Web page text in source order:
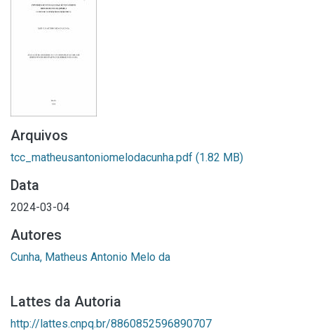
Arquivos
tcc_matheusantoniomelodacunha.pdf (1.82 MB)
Data
2024-03-04
Autores
Cunha, Matheus Antonio Melo da
Lattes da Autoria
http://lattes.cnpq.br/8860852596890707